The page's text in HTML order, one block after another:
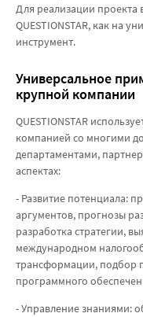
Для реализации проекта
QUESTIONSTAR, как на
инструмент.
Универсальное
крупной компании
QUESTIONSTAR
компанией со многими
департаментами,
аспектах:
- Развитие потенциала:
аргументов, прогнозы
разработка стратегии,
международном
трансформации, подбор
программного
- Управление знаниями: